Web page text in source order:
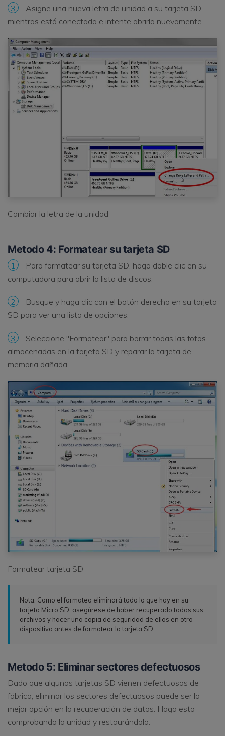
3
Asigne una nueva letra de unidad a su tarjeta SD
mientras está conectada e intente abrirla nuevamente.
Cambiar la letra de la unidad
Metodo 4: Formatear su tarjeta SD
1
Para formatear su tarjeta SD, haga doble clic en su
computadora para abrir la lista de discos;
2
Busque y haga clic con el botón derecho en su tarjeta
SD para ver una lista de opciones;
3
Seleccione "Formatear" para borrar todas las fotos
almacenadas en la tarjeta SD y reparar la tarjeta de
memoria dañada
Formatear tarjeta SD
Nota: Como el formateo eliminará todo lo que hay en su
tarjeta Micro SD, asegúrese de haber recuperado todos sus
archivos y hacer una copia de seguridad de ellos en otro
dispositivo antes de formatear la tarjeta SD.
Metodo 5: Eliminar sectores defectuosos
Dado que algunas tarjetas SD vienen defectuosas de
fábrica, eliminar los sectores defectuosos puede ser la
mejor opción en la recuperación de datos. Haga esto
comprobando la unidad y restaurándola.